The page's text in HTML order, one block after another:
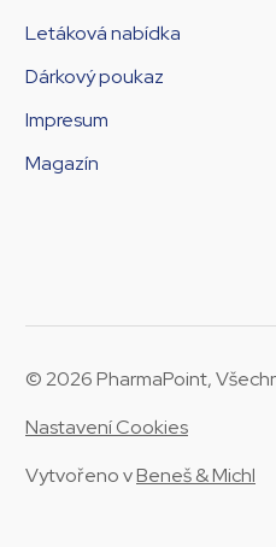
Letáková nabídka
Dárkový poukaz
Impresum
Magazín
© 2026 PharmaPoint,
Nastavení Cookies
Vytvořeno vBeneš & Michl